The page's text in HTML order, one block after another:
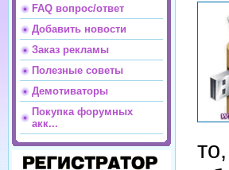
FAQ вопрос/ответ
Добавить новости
Заказ рекламы
Полезные советы
Демотиваторы
Покупка форумных
акк...